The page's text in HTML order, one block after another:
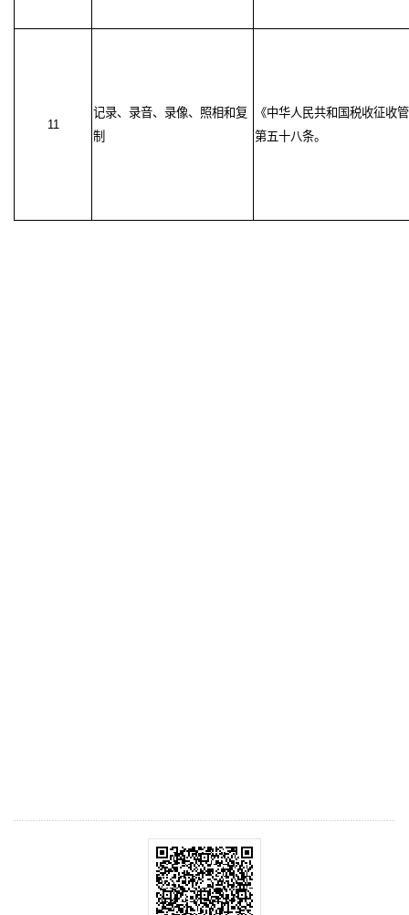
11
记录、录音、录像、照相和复
制
《中华人民共和国税收征收
第五十八条。